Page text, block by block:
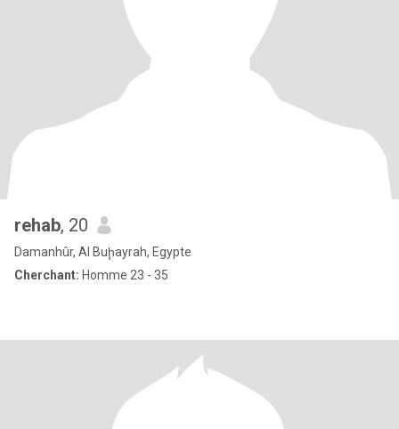
rehab, 20
Damanhûr, Al Buḩayrah, Egypte
Cherchant: Homme 23 - 35